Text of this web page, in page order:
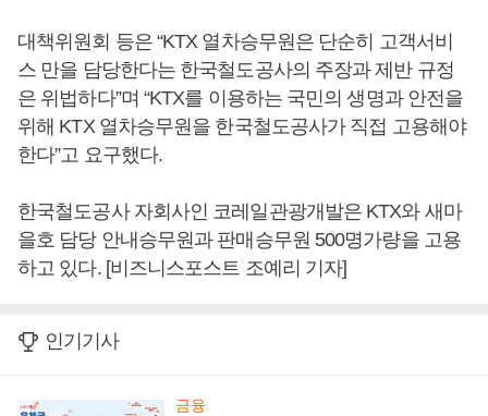
대책위원회 등은 “KTX 열차승무원은 단순히 고객서비
스 만을 담당한다는 한국철도공사의 주장과 제반 규정
은 위법하다”며 “KTX를 이용하는 국민의 생명과 안전을
위해 KTX 열차승무원을 한국철도공사가 직접 고용해야
한다”고 요구했다.
한국철도공사 자회사인 코레일관광개발은 KTX와 새마
을호 담당 안내승무원과 판매승무원 500명가량을 고용
하고 있다. [비즈니스포스트 조예리 기자]
인기기사
금융